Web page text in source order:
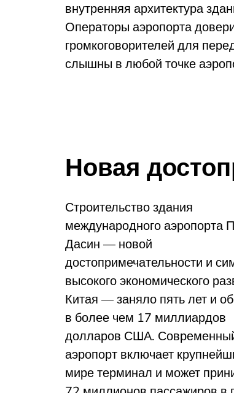
внутренняя архитектура
Операторы аэропорта
громкоговорителей для
слышны в любой точке
Новая
Строительство здания
международного аэропорта
Дасин — новой
достопримечательности и
высокого экономического
Китая — заняло пять лет и
в более чем 17 миллиардов
долларов США.
аэропорт включает
мире терминал и может